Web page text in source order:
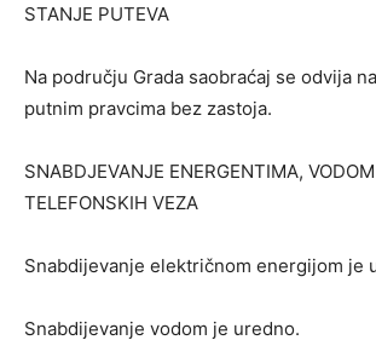
STANJE PUTEVA
Na području Grada saobraćaj se odvija
putnim pravcima bez zastoja.
SNABDJEVANJE ENERGENTIMA,
TELEFONSKIH VEZA
Snabdijevanje električnom energijom je
Snabdijevanje vodom je uredno.